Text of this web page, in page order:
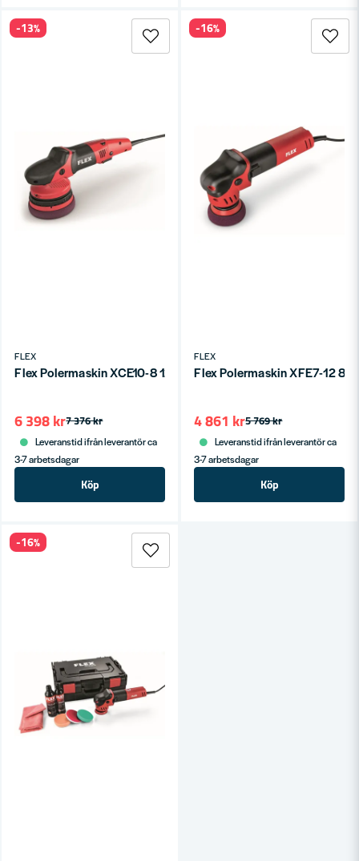
FLEX
Flex Polermaskin XCE10-8 125 1010W
7 376 kr
6 398 kr
Leveranstid ifrån leverantör ca
3-7 arbetsdagar
Köp
-13%
FLEX
Flex Polermaskin XFE7-12 80
5 769 kr
4 861 kr
Leveranstid ifrån leverantör ca
3-7 arbetsdagar
Köp
-16%
-16%